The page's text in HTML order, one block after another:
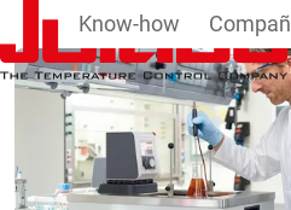
Pasar al contenido principal
Know-how